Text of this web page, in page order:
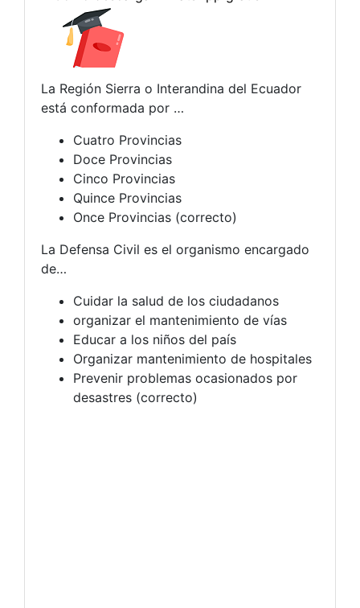
La Región Sierra o Interandina del Ecuador
está conformada por …
Cuatro Provincias
Doce Provincias
Cinco Provincias
Quince Provincias
Once Provincias (correcto)
La Defensa Civil es el organismo encargado
de…
Cuidar la salud de los ciudadanos
organizar el mantenimiento de vías
Educar a los niños del país
Organizar mantenimiento de hospitales
Prevenir problemas ocasionados por
desastres (correcto)